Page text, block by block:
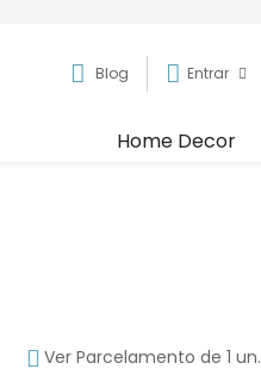
Blog Entrar
Home Decor
Ver Parcelamento de 1 un.